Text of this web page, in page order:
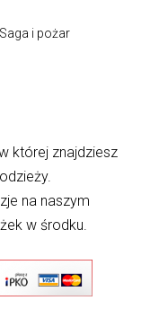
i pożar
której znajdziesz
na naszym
w środku.